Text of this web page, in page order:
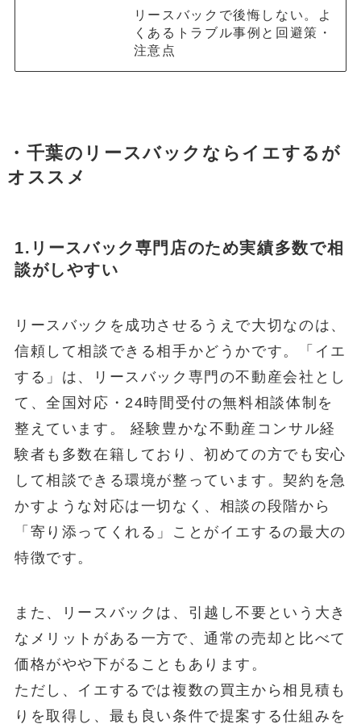
リースバックで後悔しない。よ
くあるトラブル事例と回避策・
注意点
・千葉のリースバックならイエするが
オススメ
1.リースバック専門店のため実績多数で相
談がしやすい
リースバックを成功させるうえで大切なのは、
信頼して相談できる相手かどうかです。「イエ
する」は、リースバック専門の不動産会社とし
て、全国対応・24時間受付の無料相談体制を
整えています。 経験豊かな不動産コンサル経
験者も多数在籍しており、初めての方でも安心
して相談できる環境が整っています。契約を急
かすような対応は一切なく、相談の段階から
「寄り添ってくれる」ことがイエするの最大の
特徴です。
また、リースバックは、引越し不要という大き
なメリットがある一方で、通常の売却と比べて
価格がやや下がることもあります。
ただし、イエするでは複数の買主から相見積も
りを取得し、最も良い条件で提案する仕組みを